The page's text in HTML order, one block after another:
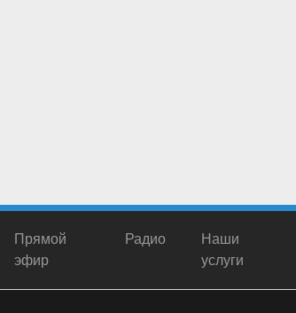
Прямой
эфир
Радио
Наши
услуги